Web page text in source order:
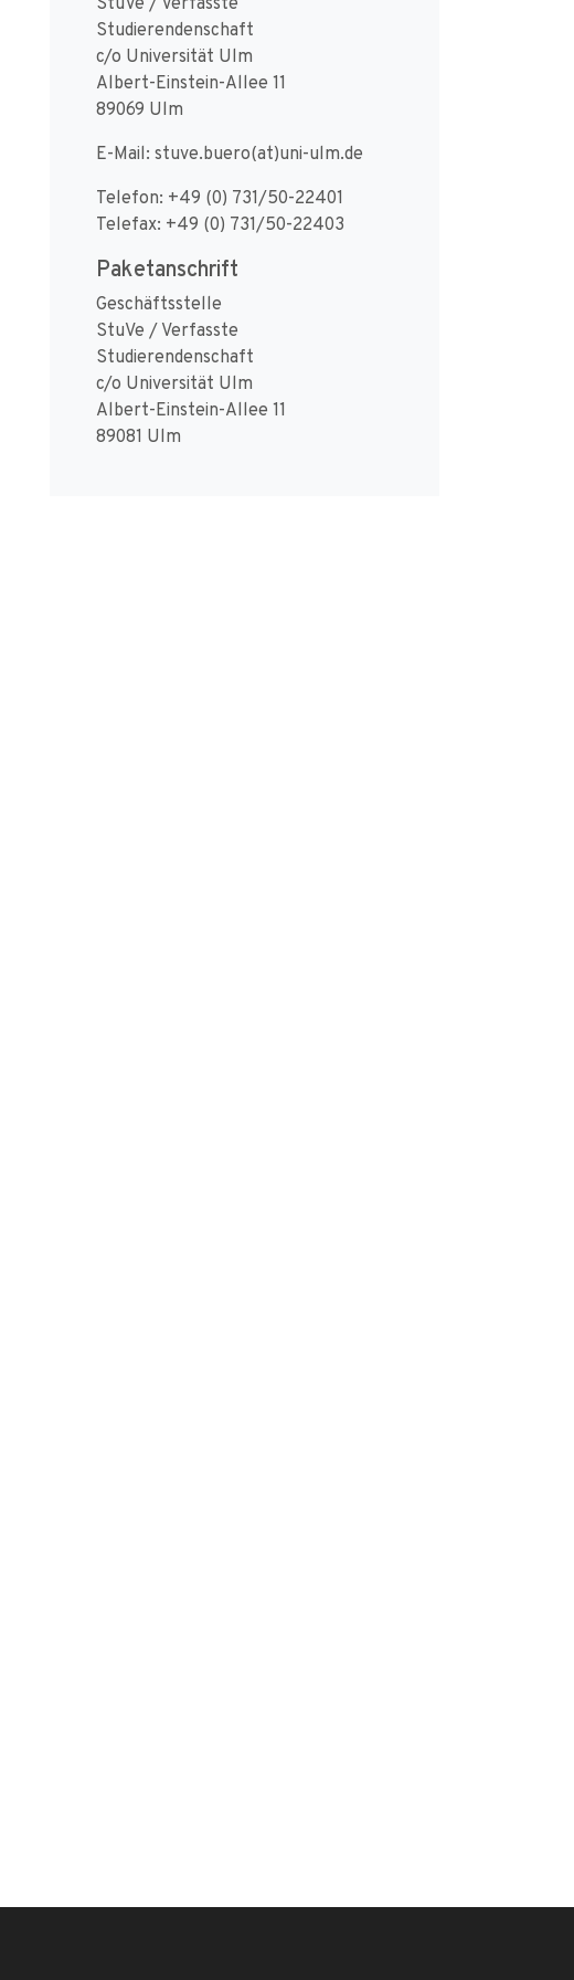
Studierendenschaft
c/o Universität Ulm
Albert-Einstein-Allee 11
89069 Ulm
E-Mail: stuve.buero(at)uni-ulm.de
Telefon: +49 (0) 731/50-22401
Telefax: +49 (0) 731/50-22403
Paketanschrift
Geschäftsstelle
StuVe / Verfasste
Studierendenschaft
c/o Universität Ulm
Albert-Einstein-Allee 11
89081 Ulm